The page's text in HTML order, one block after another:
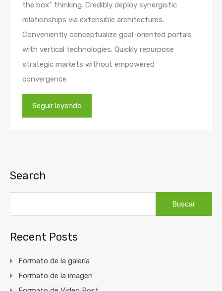
the box” thinking. Credibly deploy synergistic
relationships via extensible architectures.
Conveniently conceptualize goal-oriented portals
with vertical technologies. Quickly repurpose
strategic markets without empowered
convergence.
Seguir leyendo
Search
Recent Posts
Formato de la galería
Formato de la imagen